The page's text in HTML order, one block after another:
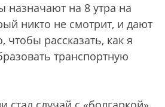
назначают на 8 утра на
никто не смотрит, и дают
чтобы рассказать, как я
транспортную